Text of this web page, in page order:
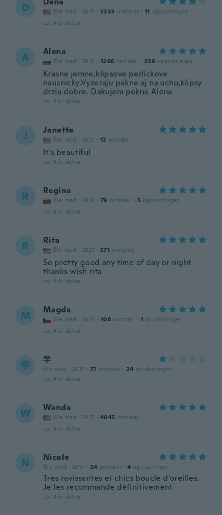
D Ble med i 2017 · 2223 omtaler · 11 opplastinger
ca. 4 år siden
A Alena
Ble med i 2019 · 1266 omtaler · 239 opplastinger
Krasne jemne,klipsove perlickove
nausnicky.Vyzeraju pekne aj na uchu,klipsy
drzia dobre. Dakujem pekne Alena
ca. 4 år siden
J Janette
Ble med i 2021 · 12 omtaler
It's beautiful
ca. 4 år siden
R Regina
Ble med i 2019 · 79 omtaler · 5 opplastinger
ca. 4 år siden
R Rita
Ble med i 2021 · 271 omtaler
So pretty good any time of day or night
thanks wish rita
ca. 4 år siden
M Magda
Ble med i 2018 · 108 omtaler · 1 opplastinger
ca. 4 år siden
学 学
Ble med i 2017 · 77 omtaler · 24 opplastinger
ca. 4 år siden
W Wanda
Ble med i 2017 · 4045 omtaler
ca. 4 år siden
N Nicole
Ble med i 2017 · 24 omtaler · 4 opplastinger
Très ravissantes et chics boucle d’oreilles.
Je les recommande définitivement.
ca. 4 år siden